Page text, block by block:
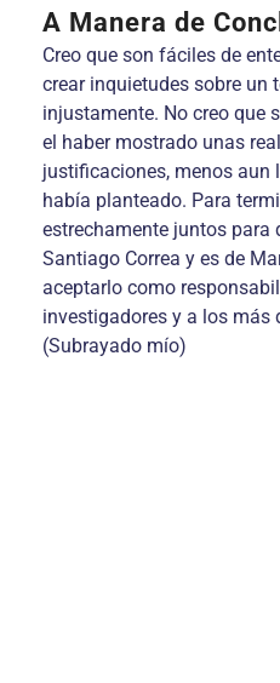
A Manera de
Creo que son fáciles de
crear inquietudes sobre un
injustamente. No creo que
el haber mostrado unas
justificaciones, menos aun
había planteado. Para
estrechamente juntos para
Santiago Correa y es de
aceptarlo como
investigadores y a los más
(Subrayado mío)